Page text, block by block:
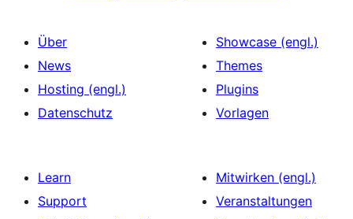
Über
News
Hosting (engl.)
Datenschutz
Showcase (engl.)
Themes
Plugins
Vorlagen
Learn
Support
Mitwirken (engl.)
Veranstaltungen